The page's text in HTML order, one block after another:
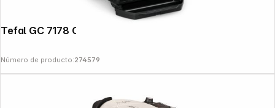
Tefal GC 7178 Optigrill+ Upgrade
Número de producto:274579